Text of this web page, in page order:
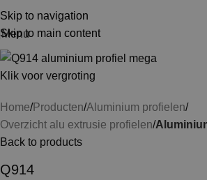
Skip to navigation
Skip to main content
Menu
Klik voor vergroting
Home Producten Aluminium profielen
Overzicht alu extrusie profielen
Back to products
Q914